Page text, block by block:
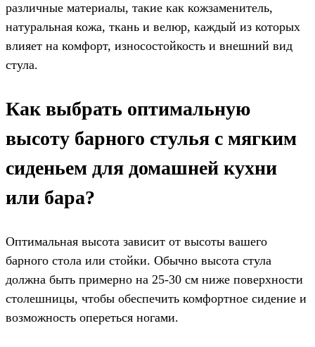
различные материалы, такие как кожзаменитель,
натуральная кожа, ткань и велюр, каждый из которых
влияет на комфорт, износостойкость и внешний вид
стула.
Как выбрать оптимальную
высоту барного стулья с мягким
сиденьем для домашней кухни
или бара?
Оптимальная высота зависит от высоты вашего
барного стола или стойки. Обычно высота стула
должна быть примерно на 25-30 см ниже поверхности
столешницы, чтобы обеспечить комфортное сидение и
возможность опереться ногами.